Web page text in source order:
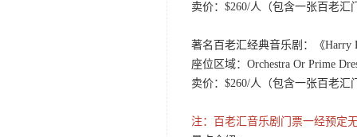
卖价：$260/人（包含一张百老
著名百老汇经典音乐剧：《Harry
座位区域：Orchestra Or Prime
卖价：$260/人（包含一张百老
注：百老汇音乐剧门票一经预定